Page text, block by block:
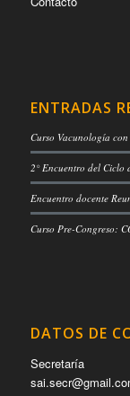
ENTRADAS
Curso Vacunología
2° Encuentro del Ciclo
Encuentro docente
Curso Pre-Congreso:
DATOS DE
Secretaría